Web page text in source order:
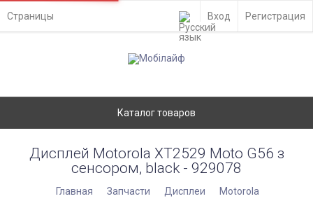
Страницы Вход Регистрация
Каталог товаров
Дисплей Motorola XT2529 Moto G56 з
сенсором, black - 929078
Главная Запчасти Дисплеи Motorola